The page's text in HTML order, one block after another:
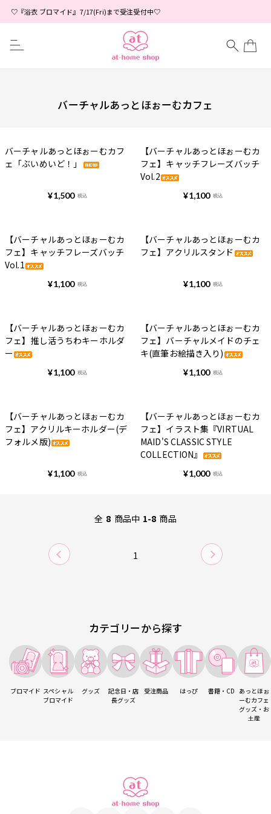
♡『浴衣 ブロマイド』7/17(Fri)まで受注受付中♡
バーチャルあっとほぉーむカフェ
バーチャルあっとほぉーむカフ
ェ「ぶいめいど！」
¥1,500 税込
【バーチャルあっとほぉーむカ
フェ】キャッチフレーズバッチ
Vol.2
¥1,100 税込
【バーチャルあっとほぉーむカ
フェ】キャッチフレーズバッチ
Vol.1
¥1,100 税込
【バーチャルあっとほぉーむカ
フェ】アクリルスタンド
¥1,100 税込
【バーチャルあっとほぉーむカ
フェ】推し活うちわキーホルダ
ー
¥1,100 税込
【バーチャルあっとほぉーむカ
フェ】バーチャルメイドのチェ
キ(直筆お絵描き入り)
¥1,100 税込
【バーチャルあっとほぉーむカ
フェ】アクリルキーホルダー(デ
フォルメ版)
¥1,100 税込
【バーチャルあっとほぉーむカ
フェ】イラスト集『VIRTUAL
MAID'S CLASSIC STYLE
COLLECTION』
¥1,000 税込
全 8 商品中 1-8 商品
1
カテゴリーから探す
ブロマイド スペシャル
ブロマイド
グッズ
記念日・店
長グッズ
受注商品 はっぴ 書籍・CD あっとほぉ
ーむカフェ
グッズ・お
土産